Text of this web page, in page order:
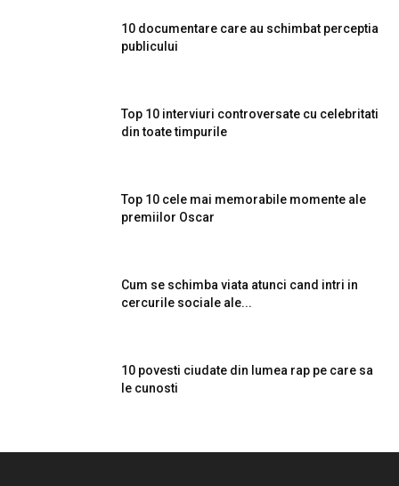
10 documentare care au schimbat perceptia
publicului
Top 10 interviuri controversate cu celebritati
din toate timpurile
Top 10 cele mai memorabile momente ale
premiilor Oscar
Cum se schimba viata atunci cand intri in
cercurile sociale ale...
10 povesti ciudate din lumea rap pe care sa
le cunosti